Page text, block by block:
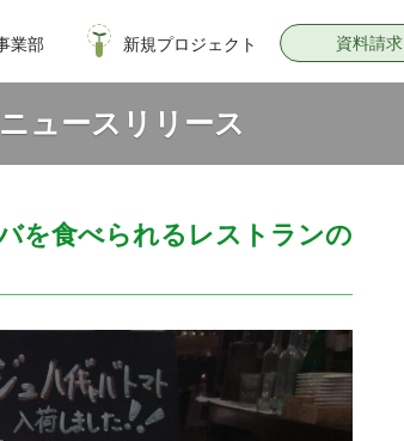
業部
穀物種子事業部
子部
業部
新規プロジェクト
サナテックシード
青空トマト学園
公式オンラインショップ
PsEco
子実コーンNAVI
資料請求
ニュースリリース
を食べられるレストランの